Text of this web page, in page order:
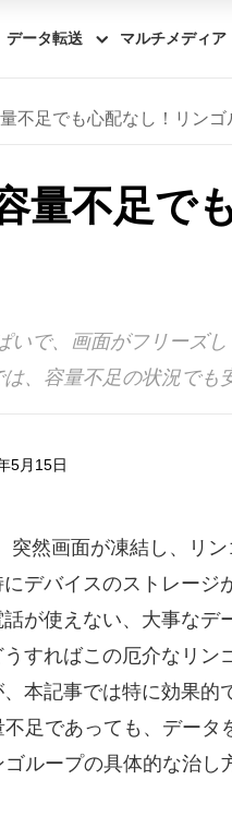
データ転送 マルチメディア
不足でも心配なし！リン
量不足で
いで、画面がフリーズ
、容量不足の状況でも
5月15日
突然画面が凍結し、リ
デバイスのストレー
が使えない、大事な
すればこの厄介なリ
本記事では特に効果
足であっても、デー
ループの具体的な治